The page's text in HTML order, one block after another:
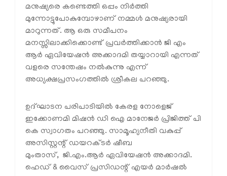
മനുഷ്യരെ കണ്ടെത്തി ഒപ്പം നിർത്തി
മുന്നോട്ടുപോകുമ്പോഴാണ് നമ്മൾ മനുഷ്യരായി
മാറുന്നത്. ആ ഒരു സമീപനം
മനസ്സിലാക്കിക്കൊണ്ട് പ്രവർത്തിക്കാൻ ജി എം
ആർ ഏവിയേഷൻ അക്കാദമി തയ്യാറായി എന്നത്
വളരെ സന്തേഷം നൽകുന്നു എന്ന്
അധ്യക്ഷപ്രസംഗത്തിൽ ശ്രീകല പറഞ്ഞു.
ഉദ്ഘാടന പരിപാടിയിൽ കേരള നോളെജ്
ഇക്കോണമി മിഷൻ ഡി ഐ മാനേജർ പ്രിജിത്ത് പി
കെ സ്വാഗതം പറഞ്ഞു. സാമൂഹ്യനീതി വകുപ്പ്
അസിസ്റ്റന്റ് ഡയറക്ടർ ഷീബ
മുംതാസ്, ജി.എം.ആർ ഏവിയേഷൻ അക്കാദമി.
ഹെഡ് & വൈസ് പ്രസിഡന്റ് എയർ മാർഷൽ